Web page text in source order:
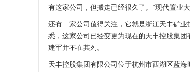
有这家公司，但搬走已经很久了。”现代置业
还有一家公司值得关注，它就是浙江天丰矿
悉，这家公司已经变更为现在的天丰控股集团
建军并不在其列。
天丰控股集团有限公司位于杭州市西湖区蓝